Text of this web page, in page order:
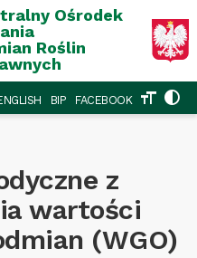
Ośrodek
Roślin
BIP FACEBOOK format_size contrast
z
wartości
(WGO)